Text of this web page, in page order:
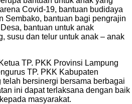
Covid-19, bantuan budidaya
Sembako, bantuan bagi pengrajin
bantuan untuk anak
susu dan telur untuk anak – anak
TP. PKK Provinsi Lampung
TP. PKK Kabupaten
bersinergi bersama berbagai
ini dapat terlaksana dengan baik
masyarakat.